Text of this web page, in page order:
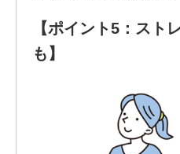
【ポイント5：スト
も】